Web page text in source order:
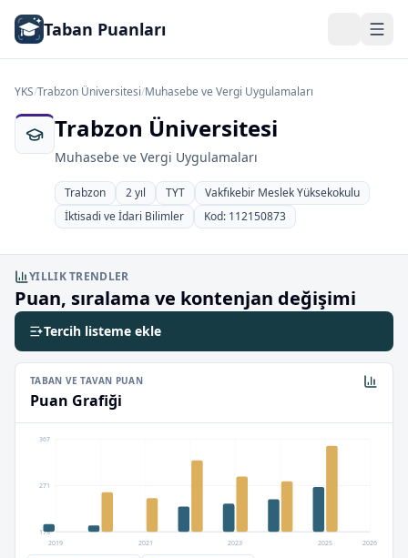
Taban Puanları
YKS/Trabzon Üniversitesi/Muhasebe ve Vergi Uygulamaları
Trabzon Üniversitesi
Muhasebe ve Vergi Uygulamaları
Trabzon 2 yıl TYT
Vakfıkebir Meslek Yüksekokulu
İktisadi ve İdari Bilimler
Kod: 112150873
YILLIK TRENDLER
Puan, sıralama ve kontenjan değişimi
Tercih listeme ekle
TABAN VE TAVAN PUAN
Puan Grafiği
367
271
175
2019 2021 2023 2025 2026